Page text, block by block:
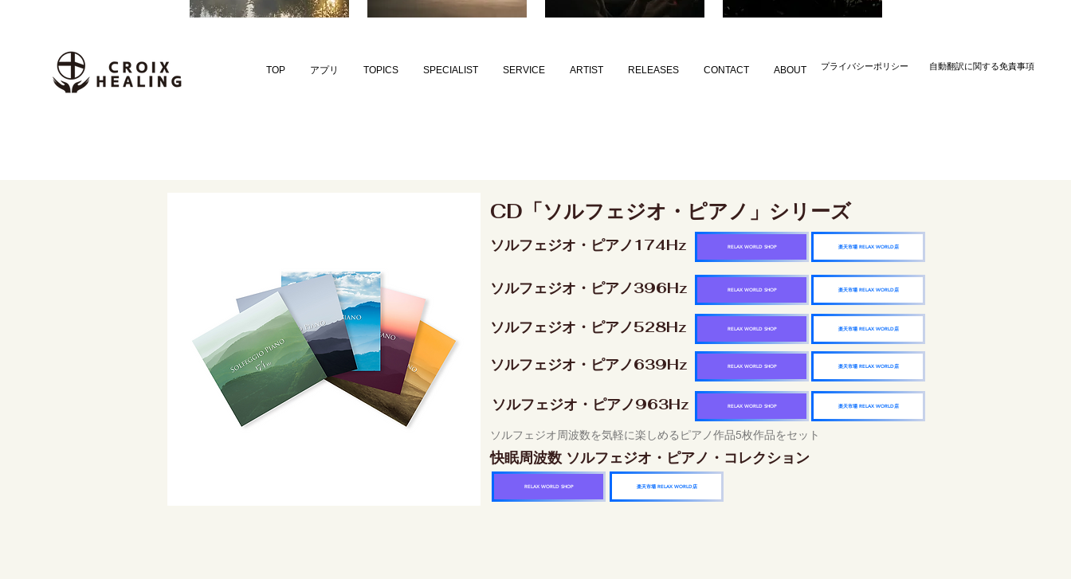
TOP アプリ TOPICS SPECIALIST SERVICE ARTIST RELEASES CONTACT ABOUT ​プライバシーポリシー 自動翻訳に関する免責事項
CD「ソルフェジオ・ピアノ」シリーズ
ソルフェジオ・ピアノ174Hz 楽天市場 RELAX WORLD店
RELAX WORLD SHOP
ソルフェジオ・ピアノ396Hz 楽天市場 RELAX WORLD店
RELAX WORLD SHOP
ソルフェジオ・ピアノ528Hz 楽天市場 RELAX WORLD店
RELAX WORLD SHOP
ソルフェジオ・ピアノ639Hz 楽天市場 RELAX WORLD店
RELAX WORLD SHOP
ソルフェジオ・ピアノ963Hz 楽天市場 RELAX WORLD店
RELAX WORLD SHOP
ソルフェジオ周波数を気軽に楽しめるピアノ作品5枚作品をセット
快眠周波数 ソルフェジオ・ピアノ・コレクション
RELAX WORLD SHOP 楽天市場 RELAX WORLD店